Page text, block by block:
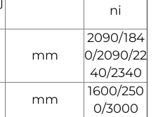
ni
mm
2090/184
0/2090/22
40/2340
mm
1600/250
0/3000